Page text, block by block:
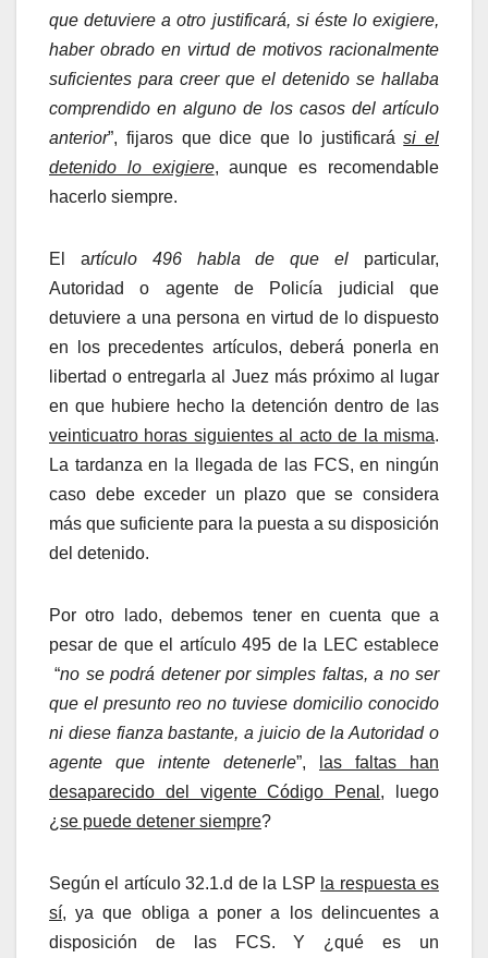
que detuviere a otro justificará, si éste lo exigiere,
haber obrado en virtud de motivos racionalmente
suficientes para creer que el detenido se hallaba
comprendido en alguno de los casos del artículo
anterior”, fijaros que dice que lo justificarási el
detenido lo exigiere, aunque es recomendable
hacerlo siempre.
El artículo 496 habla de que el particular,
Autoridad o agente de Policía judicial que
detuviere a una persona en virtud de lo dispuesto
en los precedentes artículos, deberá ponerla en
libertad o entregarla al Juez más próximo al lugar
en que hubiere hecho la detención dentro de las
veinticuatro horas siguientes al acto de la misma.
La tardanza en la llegada de las FCS, en ningún
caso debe exceder un plazo que se considera
más que suficiente para la puesta a su disposición
del detenido.
Por otro lado, debemos tener en cuenta que a
pesar de que el artículo 495 de la LEC establece
“no se podrá detener por simples faltas, a no ser
que el presunto reo no tuviese domicilio conocido
ni diese fianza bastante, a juicio de la Autoridad o
agente que intente detenerle”,
las faltas han
desaparecido del vigente Código Penal , luego
¿ se puede detener siempre?
Según el artículo 32.1.d de la LSP la respuesta es
sí, ya que obliga a poner a los delincuentes a
disposición de las FCS. Y ¿qué es un